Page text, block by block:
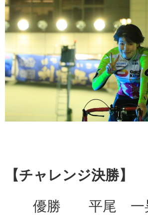
【チャレンジ決勝】
優勝 平尾 一晃